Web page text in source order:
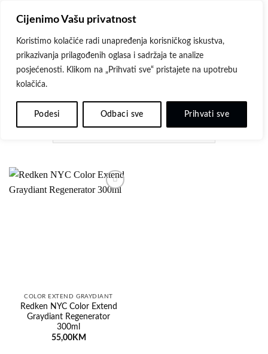
Cijenimo Vašu privatnost
Koristimo kolačiće radi unapređenja korisničkog iskustva,
prikazivanja prilagođenih oglasa i sadržaja te analize
posjećenosti. Klikom na „Prihvati sve“ pristajete na upotrebu
kolačića.
Podesi Odbaci sve Prihvati sve
content
POČETNA REDKEN NYC
COLOR EXTEND
GRAYDIANT
COLOR EXTEND GRAYDIANT
Redken NYC Color Extend
Graydiant Regenerator
300ml
55,00KM